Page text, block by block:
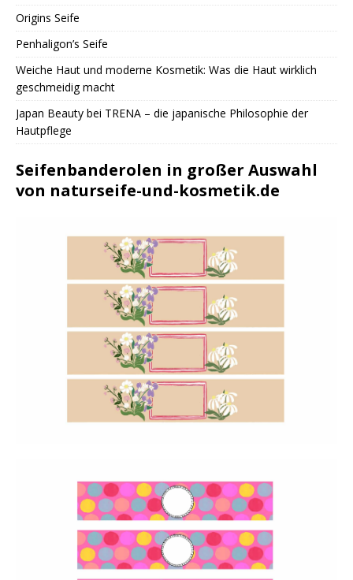
Origins Seife
Penhaligon’s Seife
Weiche Haut und moderne Kosmetik: Was die Haut wirklich
geschmeidig macht
Japan Beauty bei TRENA – die japanische Philosophie der
Hautpflege
Seifenbanderolen in großer Auswahl
von naturseife-und-kosmetik.de